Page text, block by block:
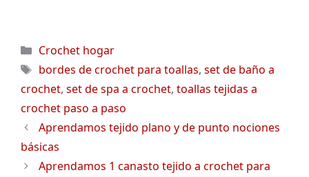
Categorías
Crochet hogar
Etiquetas
bordes de crochet para toallas, set de baño a
crochet, set de spa a crochet, toallas tejidas a
crochet paso a paso
Aprendamos tejido plano y de punto nociones
básicas
Aprendamos 1 canasto tejido a crochet para